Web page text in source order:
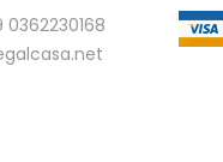
0362230168